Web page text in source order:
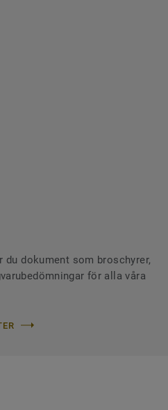
dokument som broschyrer,
för alla våra